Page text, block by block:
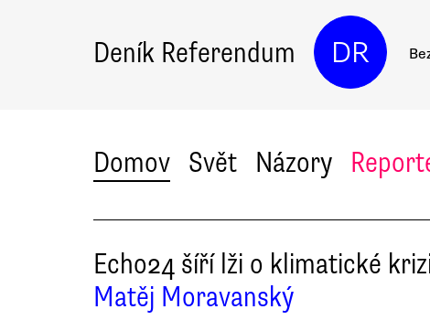
Deník Referendum DR
Domov Svět Názory
Echo24 šíří lži o klimatické
Matěj Moravanský